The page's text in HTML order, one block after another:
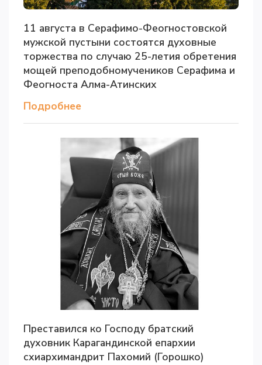
11 августа в Серафимо-Феогностовской
мужской пустыни состоятся духовные
торжества по случаю 25-летия обретения
мощей преподобномучеников Серафима и
Феогноста Алма-Атинских
Подробнее
Преставился ко Господу братский
духовник Карагандинской епархии
схиархимандрит Пахомий (Горошко)